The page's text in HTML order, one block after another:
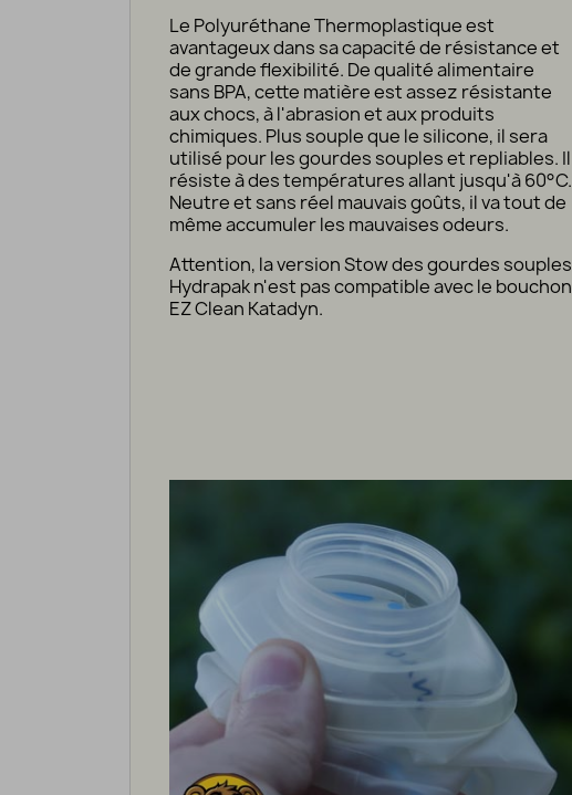
Le Polyuréthane Thermoplastique est
avantageux dans sa capacité de résistance et
de grande flexibilité. De qualité alimentaire
sans BPA, cette matière est assez résistante
aux chocs, à l'abrasion et aux produits
chimiques. Plus souple que le silicone, il sera
utilisé pour les gourdes souples et repliables. Il
résiste à des températures allant jusqu'à 60°C.
Neutre et sans réel mauvais goûts, il va tout de
même accumuler les mauvaises odeurs.
Attention, la version Stow des gourdes souples
Hydrapak n'est pas compatible avec le bouchon
EZ Clean Katadyn.